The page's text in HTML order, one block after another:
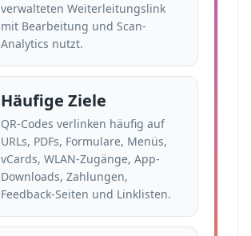
verwalteten Weiterleitungslink
mit Bearbeitung und Scan-
Analytics nutzt.
Häufige Ziele
QR-Codes verlinken häufig auf
URLs, PDFs, Formulare, Menüs,
vCards, WLAN-Zugänge, App-
Downloads, Zahlungen,
Feedback-Seiten und Linklisten.